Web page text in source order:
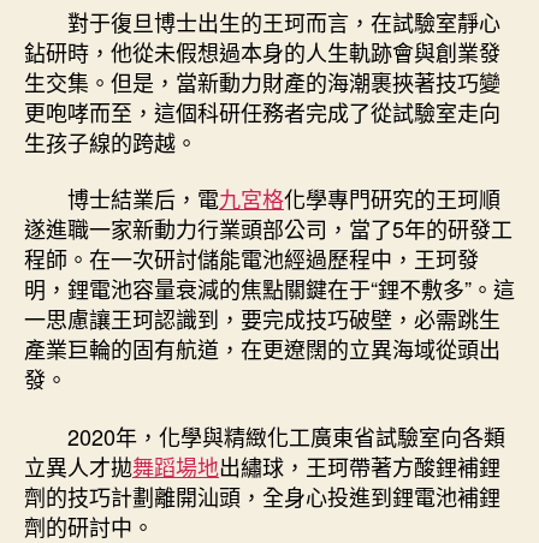
對于復旦博士出生的王珂而言，在試驗室靜心
鉆研時，他從未假想過本身的人生軌跡會與創業發
生交集。但是，當新動力財產的海潮裹挾著技巧變
更咆哮而至，這個科研任務者完成了從試驗室走向
生孩子線的跨越。
博士結業后，電九宮格化學專門研究的王珂順
遂進職一家新動力行業頭部公司，當了5年的研發工
程師。在一次研討儲能電池經過歷程中，王珂發
明，鋰電池容量衰減的焦點關鍵在于“鋰不敷多”。這
一思慮讓王珂認識到，要完成技巧破壁，必需跳生
產業巨輪的固有航道，在更遼闊的立異海域從頭出
發。
2020年，化學與精緻化工廣東省試驗室向各類
立異人才拋舞蹈場地出繡球，王珂帶著方酸鋰補鋰
劑的技巧計劃離開汕頭，全身心投進到鋰電池補鋰
劑的研討中。